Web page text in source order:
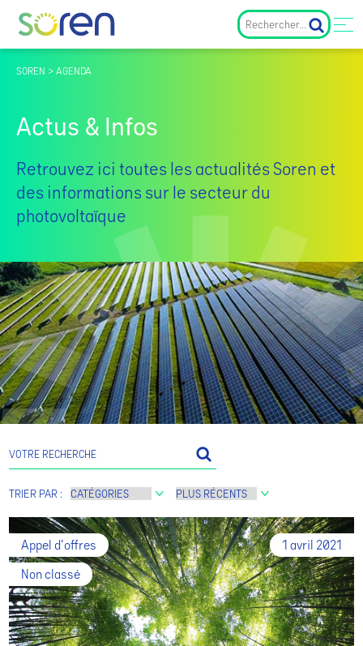
SOREN > AGENDA
Actus & Infos
Retrouvez ici toutes les actualités Soren et
des informations sur le secteur du
photovoltaïque
TRIER PAR :
1 avril 2021
Appel d'offres
Non classé